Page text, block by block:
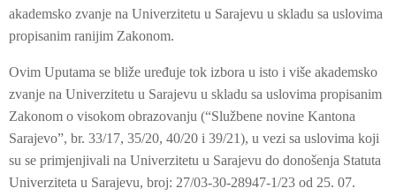
akademsko zvanje na Univerzitetu u Sarajevu u skladu sa uslovima
propisanim ranijim Zakonom.
Ovim Uputama se bliže uređuje tok izbora u isto i više akademsko
zvanje na Univerzitetu u Sarajevu u skladu sa uslovima propisanim
Zakonom o visokom obrazovanju (“Službene novine Kantona
Sarajevo”, br. 33/17, 35/20, 40/20 i 39/21), u vezi sa uslovima koji
su se primjenjivali na Univerzitetu u Sarajevu do donošenja Statuta
Univerziteta u Sarajevu, broj: 27/03-30-28947-1/23 od 25. 07.